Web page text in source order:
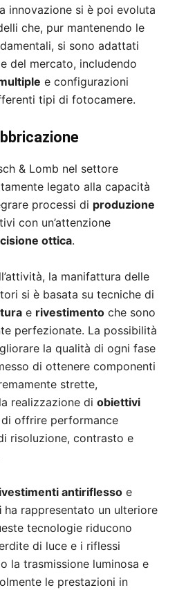
innovazione si è poi evoluta
che, pur mantenendo le
si sono adattati
del mercato, includendo
e configurazioni
tipi di fotocamere.
& Lomb nel settore
legato alla capacità
processi di produzione
con un’attenzione
ottica.
la manifattura delle
si è basata su tecniche di
e rivestimento che sono
perfezionate. La possibilità
la qualità di ogni fase
di ottenere componenti
strette,
realizzazione di obiettivi
offrire performance
risoluzione, contrasto e
antiriflesso e
ha rappresentato un ulteriore
tecnologie riducono
di luce e i riflessi
la trasmissione luminosa e
le prestazioni in